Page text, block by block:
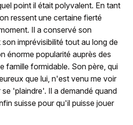
point il était polyvalent. En tant
ressent une certaine fierté
Il a conservé son
imprévisibilité tout au long de
énorme popularité auprès des
famille formidable. Son père, qui
que lui, n'est venu me voir
'plaindre'. Il a demandé quand
suisse pour qu'il puisse jouer